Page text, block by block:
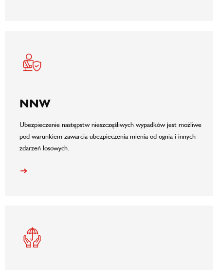
NNW
Ubezpieczenie następstw nieszczęśliwych wypadków jest możliwe
pod warunkiem zawarcia ubezpieczenia mienia od ognia i innych
zdarzeń losowych.